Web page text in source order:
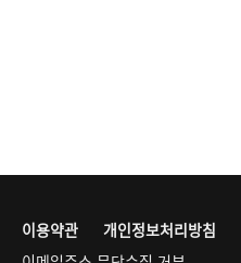
이용약관 개인정보처리방침